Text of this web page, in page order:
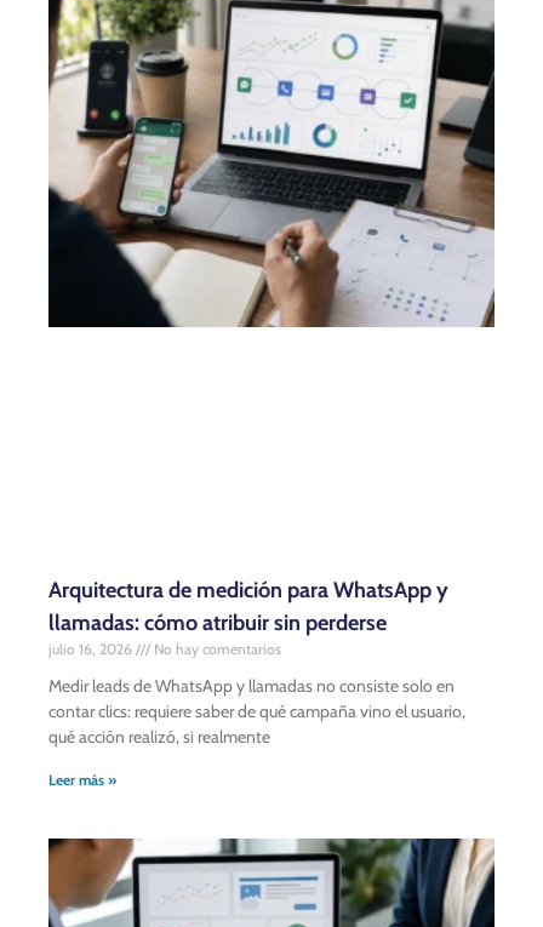
Arquitectura de medición para WhatsApp y
llamadas: cómo atribuir sin perderse
julio 16, 2026 No hay comentarios
Medir leads de WhatsApp y llamadas no consiste solo en
contar clics: requiere saber de qué campaña vino el usuario,
qué acción realizó, si realmente
Leer más »